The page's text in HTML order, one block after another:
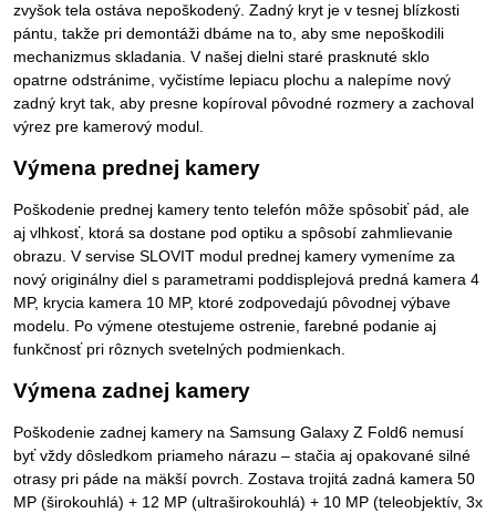
zvyšok tela ostáva nepoškodený. Zadný kryt je v tesnej blízkosti
pántu, takže pri demontáži dbáme na to, aby sme nepoškodili
mechanizmus skladania. V našej dielni staré prasknuté sklo
opatrne odstránime, vyčistíme lepiacu plochu a nalepíme nový
zadný kryt tak, aby presne kopíroval pôvodné rozmery a zachoval
výrez pre kamerový modul.
Výmena prednej kamery
Poškodenie prednej kamery tento telefón môže spôsobiť pád, ale
aj vlhkosť, ktorá sa dostane pod optiku a spôsobí zahmlievanie
obrazu. V servise SLOVIT modul prednej kamery vymeníme za
nový originálny diel s parametrami poddisplejová predná kamera 4
MP, krycia kamera 10 MP, ktoré zodpovedajú pôvodnej výbave
modelu. Po výmene otestujeme ostrenie, farebné podanie aj
funkčnosť pri rôznych svetelných podmienkach.
Výmena zadnej kamery
Poškodenie zadnej kamery na Samsung Galaxy Z Fold6 nemusí
byť vždy dôsledkom priameho nárazu – stačia aj opakované silné
otrasy pri páde na mäkší povrch. Zostava trojitá zadná kamera 50
MP (širokouhlá) + 12 MP (ultraširokouhlá) + 10 MP (teleobjektív, 3x